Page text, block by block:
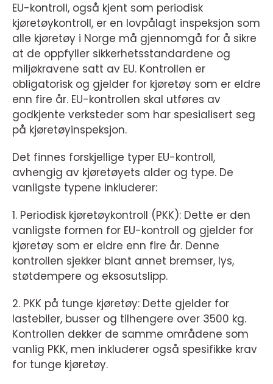
EU-kontroll, også kjent som periodisk
kjøretøykontroll, er en lovpålagt inspeksjon som
alle kjøretøy i Norge må gjennomgå for å sikre
at de oppfyller sikkerhetsstandardene og
miljøkravene satt av EU. Kontrollen er
obligatorisk og gjelder for kjøretøy som er eldre
enn fire år. EU-kontrollen skal utføres av
godkjente verksteder som har spesialisert seg
på kjøretøyinspeksjon.
Det finnes forskjellige typer EU-kontroll,
avhengig av kjøretøyets alder og type. De
vanligste typene inkluderer:
1. Periodisk kjøretøykontroll (PKK): Dette er den
vanligste formen for EU-kontroll og gjelder for
kjøretøy som er eldre enn fire år. Denne
kontrollen sjekker blant annet bremser, lys,
støtdempere og eksosutslipp.
2. PKK på tunge kjøretøy: Dette gjelder for
lastebiler, busser og tilhengere over 3500 kg.
Kontrollen dekker de samme områdene som
vanlig PKK, men inkluderer også spesifikke krav
for tunge kjøretøy.